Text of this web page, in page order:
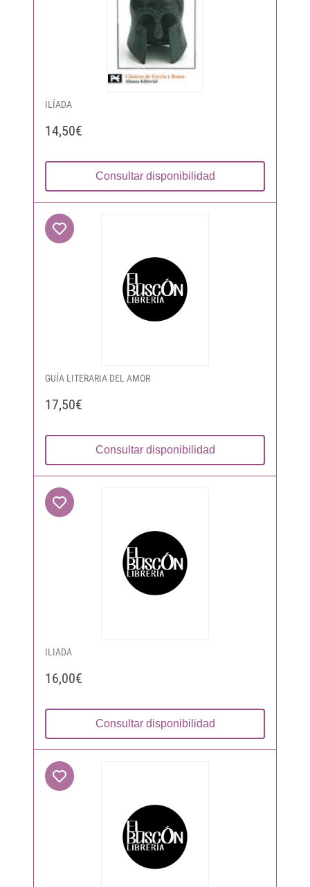
ILÍADA
14,50€
Consultar disponibilidad
GUÍA LITERARIA DEL AMOR
17,50€
Consultar disponibilidad
ILIADA
16,00€
Consultar disponibilidad